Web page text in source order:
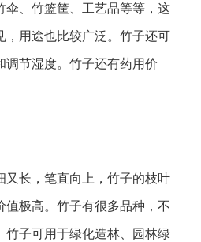
伞、竹篮筐、工艺品等等，这
，用途也比较广泛。竹子还可
调节湿度。竹子还有药用价
又长，笔直向上，竹子的枝叶
值极高。竹子有很多品种，不
竹子可用于绿化造林、园林绿